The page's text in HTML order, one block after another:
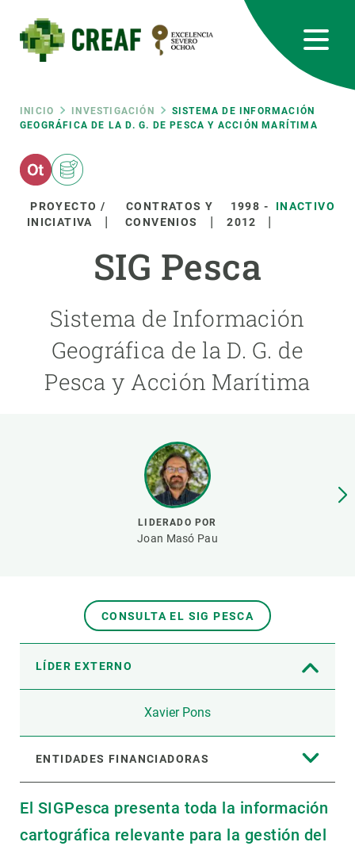
contenido
principal
Ruta
de
navegación
INICIO INVESTIGACIÓN
SISTEMA DE INFORMACIÓN
GEOGRÁFICA DE LA D. G. DE PESCA Y ACCIÓN MARÍTIMA
PROYECTO /
INICIATIVA
CONTRATOS Y
CONVENIOS
1998 -
2012
INACTIVO
SIG Pesca
Sistema de Información
Geográfica de la D. G. de
Pesca y Acción Marítima
LIDERADO POR
Joan Masó Pau
CONSULTA EL SIG PESCA
LÍDER EXTERNO
Xavier Pons
ENTIDADES FINANCIADORAS
El SIGPesca presenta toda la información
cartográfica relevante para la gestión del
RRSS
Featured
responsive
INTRANET
Responsive
menu
INVESTIGACIÓN
CIENCIA EN ACCIÓN
ÚNETE A NOSOTROS
PARTICIPA